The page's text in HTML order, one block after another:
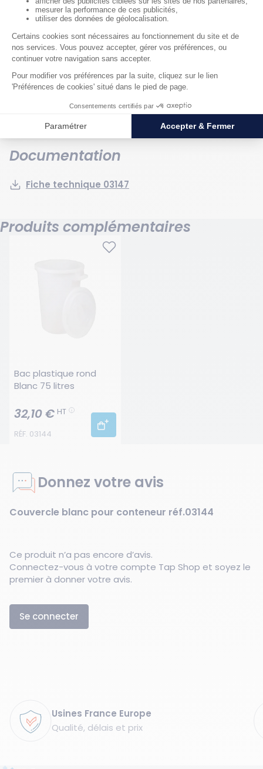
Poids : 0.45 kg
Hauteur hors tout : 40 mm
Largeur hors tout : 440 mm
Longueur hors tout : 440 mm
Capacité de stockage en volume : 75 l
Couleur : Blanc
Matériau : PEHD
Documentation
Fiche technique 03147
Produits complémentaires
Bac plastique rond
Blanc 75 litres
RÉF. 03144
32,10 € HT
Donnez votre avis
Couvercle blanc pour conteneur réf.03144
Ce produit n’a pas encore d’avis.
Connectez-vous à votre compte Tap Shop et soyez le
premier à donner votre avis.
Se connecter
Usines France Europe
Qualité, délais et prix